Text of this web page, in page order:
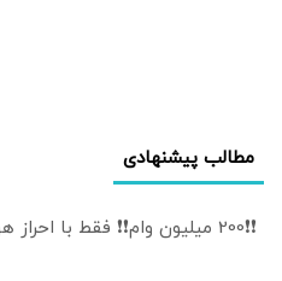
مطالب پیشنهادی
❗❗200 میلیون وام❗❗ فقط با احراز هویت